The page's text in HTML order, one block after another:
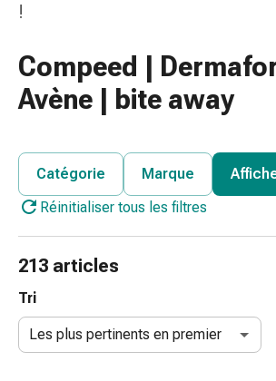
élastiques
Compresses
Pansements
les
doigts
Pansements
Gazes
compression
Pansements
!
Compeed |
Avène | bite away
Catégorie Marque
Réinitialiser tous les filtres
213 articles
Tri
Les plus pertinents en premier